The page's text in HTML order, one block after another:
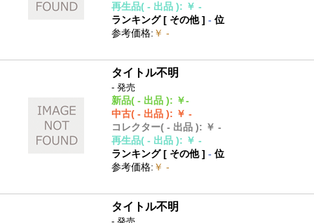
再生品( - 出品 ): ￥ -
ランキング [ その他]- 位
参考価格: ￥ -
タイトル不明
- 発売
新品( - 出品 ): ￥-
中古( - 出品 ): ￥ -
コレクター( - 出品 ): ￥ -
再生品( - 出品 ): ￥ -
ランキング [ その他]- 位
参考価格: ￥ -
タイトル不明